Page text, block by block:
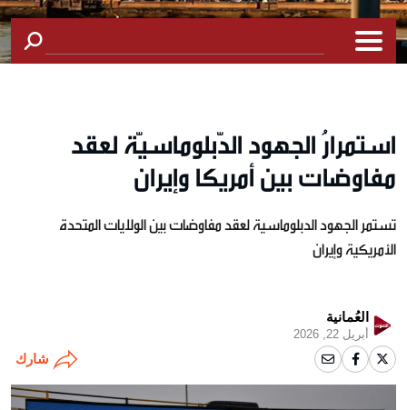
استمرارُ الجهود الدّبلوماسيّة لعقد
مفاوضات بين أمريكا وإيران
تستمر الجهود الدبلوماسية لعقد مفاوضات بين الولايات المتحدة
الأمريكية وإيران
العُمانية
أبريل 22, 2026
شارك